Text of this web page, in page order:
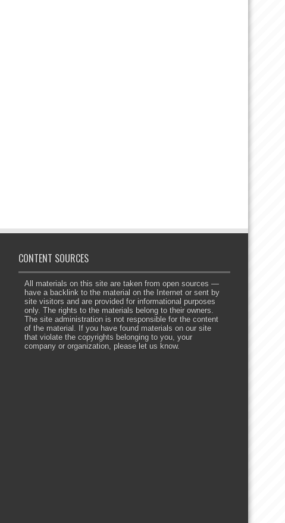
CONTENT SOURCES
All materials on this site are taken from open sources —
have a backlink to the material on the Internet or sent by
site visitors and are provided for informational purposes
only. The rights to the materials belong to their owners.
The site administration is not responsible for the content
of the material. If you have found materials on our site
that violate the copyrights belonging to you, your
company or organization, please let us know.